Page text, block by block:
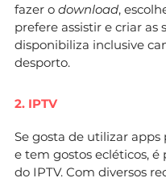
fazer o download,
prefere assistir e criar as
disponibiliza inclusive
desporto.
2. IPTV
Se gosta de utilizar apps
e tem gostos ecléticos,
do IPTV. Com diversos